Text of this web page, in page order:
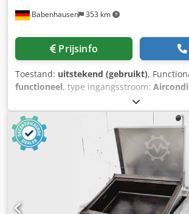
Babenhausen 353 km
Prijsinfo
Toestand: uitstekend (gebruikt),
functioneel, type ingangsstroom:
, elektrische
ingangsfrequentie:50 Hz, totale lengte:
breedte:
, Warmtekast Bartscher
Aszfxzuedpsk Temperatuur regelbaar tot
in roestvrij staal Afmetingen: 400 x 400 x
Aansluiting: 220V, 750 watt Gebruikt
Kom gerust bij ons langs!